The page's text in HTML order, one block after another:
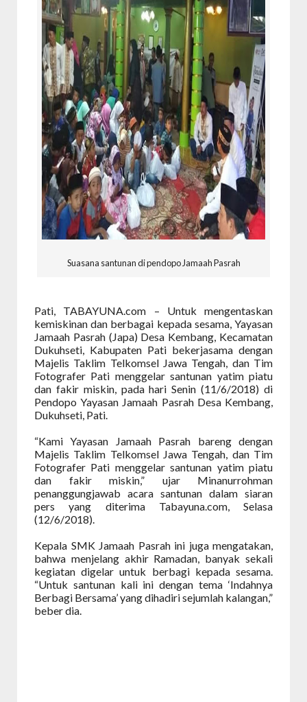
Suasana santunan di pendopo Jamaah Pasrah
Pati, TABAYUNA.com – Untuk mengentaskan
kemiskinan dan berbagai kepada sesama, Yayasan
Jamaah Pasrah (Japa) Desa Kembang, Kecamatan
Dukuhseti, Kabupaten Pati bekerjasama dengan
Majelis Taklim Telkomsel Jawa Tengah, dan Tim
Fotografer Pati menggelar santunan yatim piatu
dan fakir miskin, pada hari Senin (11/6/2018) di
Pendopo Yayasan Jamaah Pasrah Desa Kembang,
Dukuhseti, Pati.
“Kami Yayasan Jamaah Pasrah bareng dengan
Majelis Taklim Telkomsel Jawa Tengah, dan Tim
Fotografer Pati menggelar santunan yatim piatu
dan fakir miskin,” ujar Minanurrohman
penanggungjawab acara santunan dalam siaran
pers yang diterima Tabayuna.com, Selasa
(12/6/2018).
Kepala SMK Jamaah Pasrah ini juga mengatakan,
bahwa menjelang akhir Ramadan, banyak sekali
kegiatan digelar untuk berbagi kepada sesama.
“Untuk santunan kali ini dengan tema ‘Indahnya
Berbagi Bersama’ yang dihadiri sejumlah kalangan,”
beber dia.